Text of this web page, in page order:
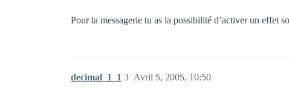
Pour la messagerie tu as la possibilité d’activer un effet
decimal_1_1 Avril 5, 2005, 10:50
3